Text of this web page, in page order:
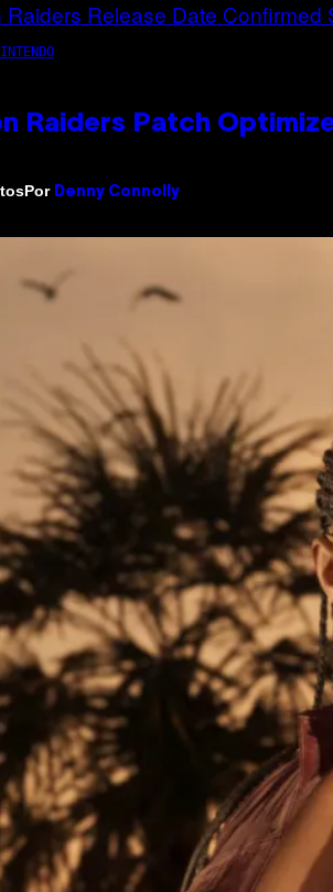
Raiders Patch
Por Denny Connolly